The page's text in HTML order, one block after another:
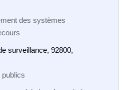
des systèmes
surveillance, 92800,
publics